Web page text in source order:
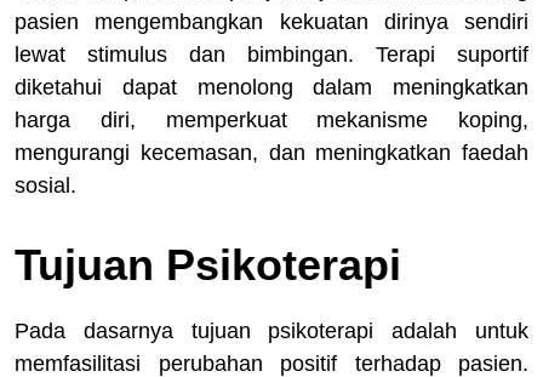
pasien mengembangkan kekuatan dirinya sendiri
lewat stimulus dan bimbingan. Terapi suportif
diketahui dapat menolong dalam meningkatkan
harga diri, memperkuat mekanisme koping,
mengurangi kecemasan, dan meningkatkan faedah
sosial.
Tujuan Psikoterapi
Pada dasarnya tujuan psikoterapi adalah untuk
memfasilitasi perubahan positif terhadap pasien.